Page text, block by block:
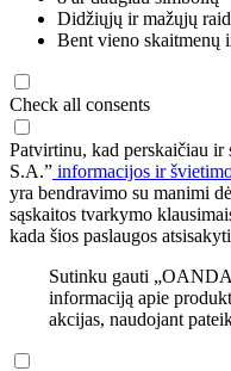
Didžiųjų ir mažųjų
Bent vieno skaitmenų
Check all consents
Patvirtinu, kad perskaičiau
S.A.” informacijos ir
yra bendravimo su manimi
sąskaitos tvarkymo
kada šios paslaugos
Sutinku gauti
informaciją apie
akcijas, naudojant